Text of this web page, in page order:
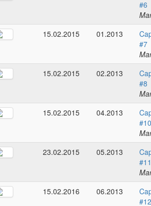
#6
15.02.2015
01.2013
#7
15.02.2015
02.2013
#8
15.02.2015
04.2013
#10
23.02.2015
05.2013
#11
15.02.2016
06.2013
#12